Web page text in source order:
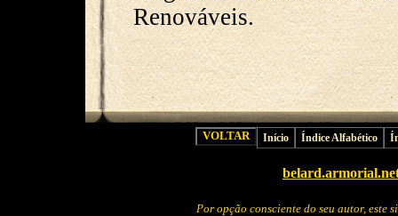
Renováveis.
Início Índice Alfabético
Por opção consciente do seu autor, este